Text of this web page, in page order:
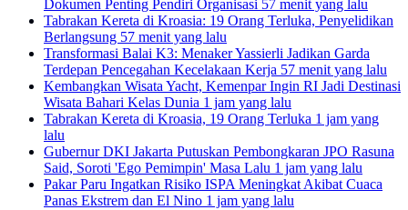
Dokumen Penting Pendiri Organisasi 57 menit yang lalu
Tabrakan Kereta di Kroasia: 19 Orang Terluka, Penyelidikan
Berlangsung 57 menit yang lalu
Transformasi Balai K3: Menaker Yassierli Jadikan Garda
Terdepan Pencegahan Kecelakaan Kerja 57 menit yang lalu
Kembangkan Wisata Yacht, Kemenpar Ingin RI Jadi Destinasi
Wisata Bahari Kelas Dunia 1 jam yang lalu
Tabrakan Kereta di Kroasia, 19 Orang Terluka 1 jam yang
lalu
Gubernur DKI Jakarta Putuskan Pembongkaran JPO Rasuna
Said, Soroti 'Ego Pemimpin' Masa Lalu 1 jam yang lalu
Pakar Paru Ingatkan Risiko ISPA Meningkat Akibat Cuaca
Panas Ekstrem dan El Nino 1 jam yang lalu